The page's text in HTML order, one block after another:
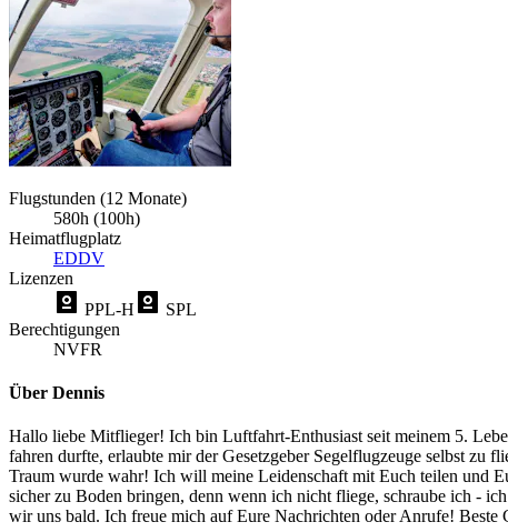
Flugstunden (12 Monate)
580h (100h)
Heimatflugplatz
EDDV
Lizenzen
PPL-H
SPL
Berechtigungen
NVFR
Über Dennis
Hallo liebe Mitflieger! Ich bin Luftfahrt-Enthusiast seit meinem 5.
fahren durfte, erlaubte mir der Gesetzgeber Segelflugzeuge selbst zu
Traum wurde wahr! Ich will meine Leidenschaft mit Euch teilen und
sicher zu Boden bringen, denn wenn ich nicht fliege, schraube ich -
wir uns bald. Ich freue mich auf Eure Nachrichten oder Anrufe! Beste